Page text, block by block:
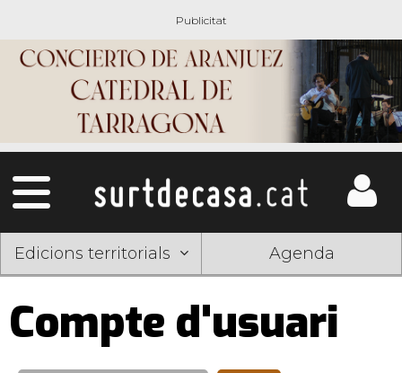
Edicions territorials Agenda
Compte d'usuari
Pestanyes
primàries